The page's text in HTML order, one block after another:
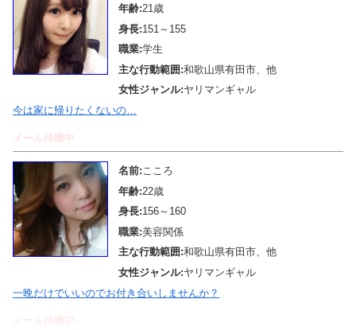
年齢:21歳
身長:151～155
職業:学生
主な行動範囲:和歌山県有田市、他
女性ジャンル:ヤリマンギャル
今は家に帰りたくないの…
メール待機中
名前:こころ
年齢:22歳
身長:156～160
職業:美容関係
主な行動範囲:和歌山県有田市、他
女性ジャンル:ヤリマンギャル
一晩だけでいいのでお付き合いしませんか？
メール待機中